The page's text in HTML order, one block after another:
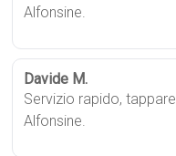
Alfonsine.
Davide M.
Servizio rapido,
Alfonsine.